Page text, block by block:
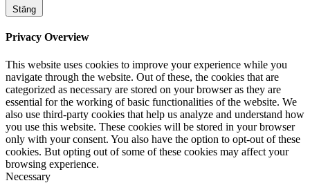
Stäng
Privacy Overview
This website uses cookies to improve your experience while you
navigate through the website. Out of these, the cookies that are
categorized as necessary are stored on your browser as they are
essential for the working of basic functionalities of the website. We
also use third-party cookies that help us analyze and understand how
you use this website. These cookies will be stored in your browser
only with your consent. You also have the option to opt-out of these
cookies. But opting out of some of these cookies may affect your
browsing experience.
Necessary